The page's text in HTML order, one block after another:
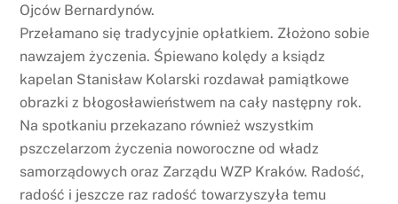
Ojców Bernardynów.
Przełamano się tradycyjnie opłatkiem. Złożono sobie
nawzajem życzenia. Śpiewano kolędy a ksiądz
kapelan Stanisław Kolarski rozdawał pamiątkowe
obrazki z błogosławieństwem na cały następny rok.
Na spotkaniu przekazano również wszystkim
pszczelarzom życzenia noworoczne od władz
samorządowych oraz Zarządu WZP Kraków. Radość,
radość i jeszcze raz radość towarzyszyła temu